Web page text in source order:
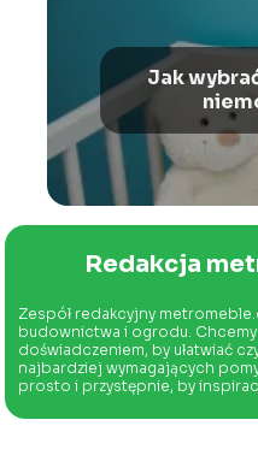
Jak
Redakcja
Zespół redakcyjny
budownictwa i ogrodu. Chcemy
doświadczeniem, by ułatwiać
najbardziej wymagających
prosto i przystępnie, by